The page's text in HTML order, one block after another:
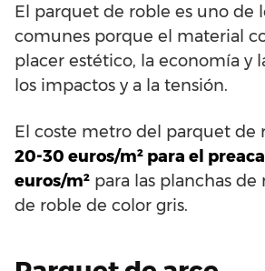
El parquet de roble es uno de
comunes porque el material
placer estético, la economía y
los impactos y a la tensión.
El coste metro del parquet de
20-30 euros/m² para el
euros/m² para las planchas
de roble de color gris.